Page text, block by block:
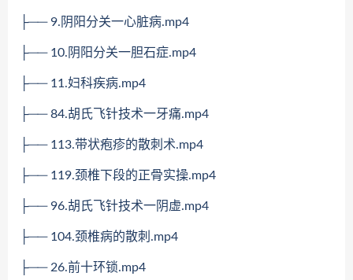
├── 9.阴阳分关一心脏病.mp4
├── 10.阴阳分关一胆石症.mp4
├── 11.妇科疾病.mp4
├── 84.胡氏飞针技术一牙痛.mp4
├── 113.带状疱疹的散刺术.mp4
├── 119.颈椎下段的正骨实操.mp4
├── 96.胡氏飞针技术一阴虚.mp4
├── 104.颈椎病的散刺.mp4
├── 26.前十环锁.mp4